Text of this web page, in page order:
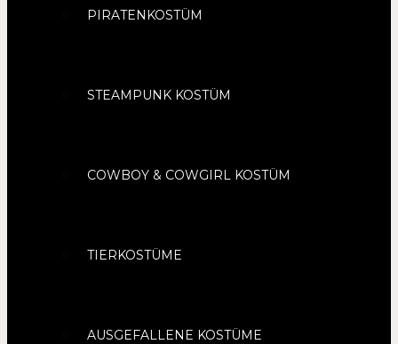
PIRATENKOSTÜM
STEAMPUNK KOSTÜM
COWBOY & COWGIRL KOSTÜM
TIERKOSTÜME
AUSGEFALLENE KOSTÜME